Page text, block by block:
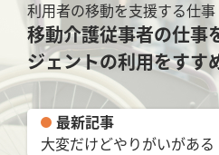
利用者の移動を支援する仕事
移動介護従事者の仕事
ジェントの利用をすす
最新記事
大変だけどやりがいがある